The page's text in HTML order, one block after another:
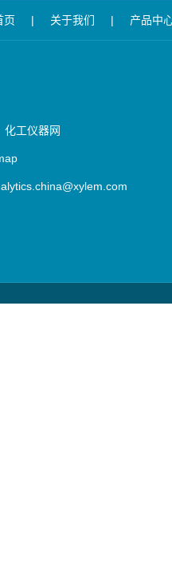
页 | 关于我们 | 产品中
化工仪器网